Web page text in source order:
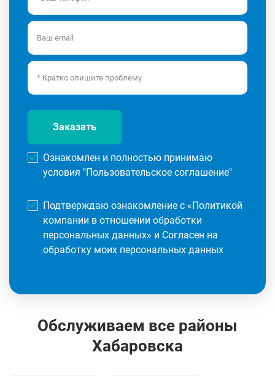
Заказать
Ознакомлен и полностью принимаю
условия "Пользовательское соглашение"
Подтверждаю ознакомление с «Политикой
компании в отношении обработки
персональных данных» и Согласен на
обработку моих персональных данных
Обслуживаем все районы
Хабаровска